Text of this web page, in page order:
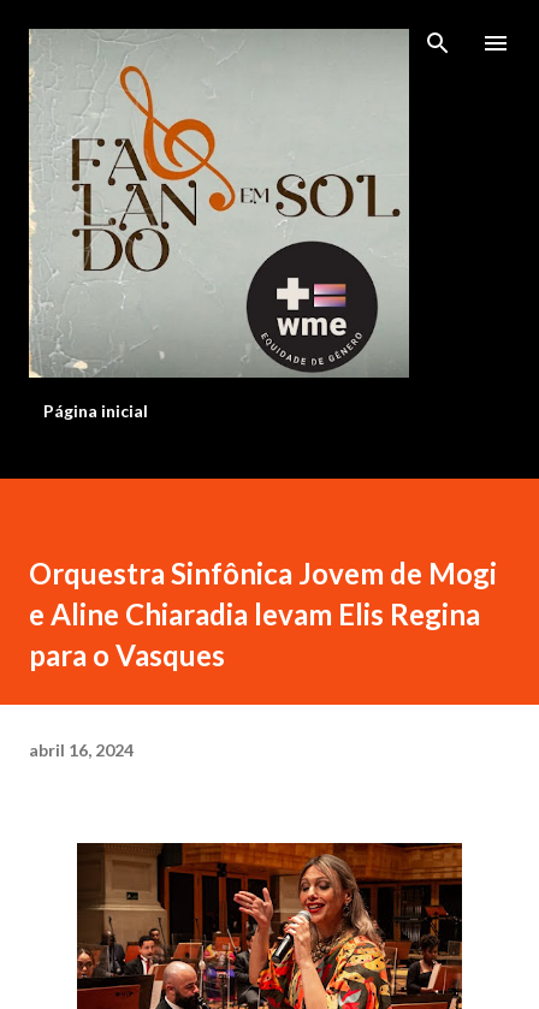
Pular para o conteúdo principal
Página inicial
Orquestra Sinfônica Jovem de Mogi
e Aline Chiaradia levam Elis Regina
para o Vasques
abril 16, 2024